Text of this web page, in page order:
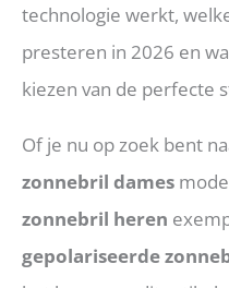
technologie werkt,
presteren in 2026 en
kiezen van de perfecte
Of je nu op zoek bent
zonnebril dames
zonnebril heren
gepolariseerde